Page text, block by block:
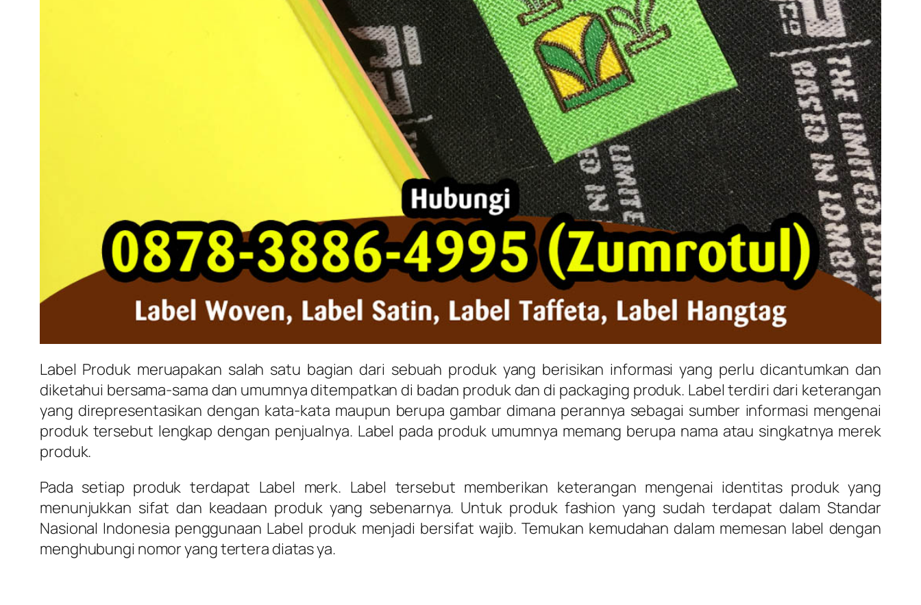
Label Produk meruapakan salah satu bagian dari sebuah produk yang berisikan informasi yang perlu dicantumkan dan
diketahui bersama-sama dan umumnya ditempatkan di badan produk dan di packaging produk. Label terdiri dari keterangan
yang direpresentasikan dengan kata-kata maupun berupa gambar dimana perannya sebagai sumber informasi mengenai
produk tersebut lengkap dengan penjualnya. Label pada produk umumnya memang berupa nama atau singkatnya merek
produk.
Pada setiap produk terdapat Label merk. Label tersebut memberikan keterangan mengenai identitas produk yang
menunjukkan sifat dan keadaan produk yang sebenarnya. Untuk produk fashion yang sudah terdapat dalam Standar
Nasional Indonesia penggunaan Label produk menjadi bersifat wajib. Temukan kemudahan dalam memesan label dengan
menghubungi nomor yang tertera diatas ya.